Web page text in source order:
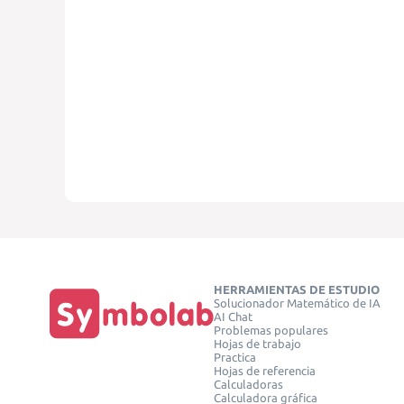
HERRAMIENTAS DE ESTUDIO
Solucionador Matemático de IA
AI Chat
Problemas populares
Hojas de trabajo
Practica
Hojas de referencia
Calculadoras
Calculadora gráfica